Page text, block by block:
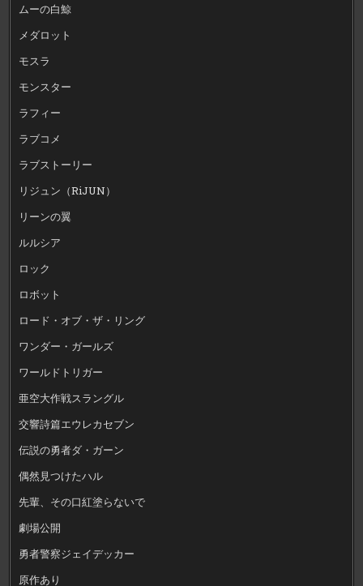
ムーの白鯨
メダロット
モスラ
モンスター
ラフィー
ラブコメ
ラブストーリー
リジュン（RiJUN）
リーンの翼
ルルシア
ロック
ロボット
ロード・オブ・ザ・リング
ワンダー・ガールズ
ワールドトリガー
亜空大作戦スラングル
交響詩篇エウレカセブン
伝説の勇者ダ・ガーン
偶然見つけたハル
先輩、その口紅塗らないで
劇場公開
勇者警察ジェイデッカー
原作あり